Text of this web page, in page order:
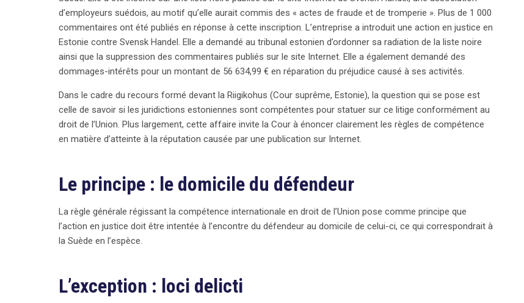
estoniennes sont-elles compétentes pour juger ce litige selon le droit de l’Union ? La règle générale
stipule que les actions doivent être intentées au domicile du défendeur, c’est-à-dire en Suède.
Cependant, Bolagsupplysningen invoque une exception qui permet d’agir dans l’État où le préjudice a
eu lieu. L’avocat général Michal Bobek soutient que les personnes morales peuvent également faire
valoir leurs droits de personnalité, ce qui leur permettrait d’introduire une action dans l’État où se situe
mérite une protection équivalente. Bobek indique que, dans des cas de diffamation en ligne, le lieu du
préjudice est celui où la réputation a été le plus atteinte, souvent lié au centre d’intérêts de la personne
morale. Ce débat met en lumière la nécessité d’un cadre juridique solide pour les recours en matière
de réputation sur Internet, tout en soulevant des questions sur l’équité entre personnes physiques et
d’employeurs suédois, au motif qu’elle aurait commis des « actes de fraude et de tromperie ». Plus de 1 000
commentaires ont été publiés en réponse à cette inscription. L’entreprise a introduit une action en justice en
Estonie contre Svensk Handel. Elle a demandé au tribunal estonien d’ordonner sa radiation de la liste noire
ainsi que la suppression des commentaires publiés sur le site Internet. Elle a également demandé des
dommages-intérêts pour un montant de 56 634,99 € en réparation du préjudice causé à ses activités.
Dans le cadre du recours formé devant la Riigikohus (Cour suprême, Estonie), la question qui se pose est
celle de savoir si les juridictions estoniennes sont compétentes pour statuer sur ce litige conformément au
droit de l’Union. Plus largement, cette affaire invite la Cour à énoncer clairement les règles de compétence
en matière d’atteinte à la réputation causée par une publication sur Internet.
Le principe : le domicile du défendeur
La règle générale régissant la compétence internationale en droit de l’Union pose comme principe que
l’action en justice doit être intentée à l’encontre du défendeur au domicile de celui-ci, ce qui correspondrait à
la Suède en l’espèce.
L’exception : loci delicti